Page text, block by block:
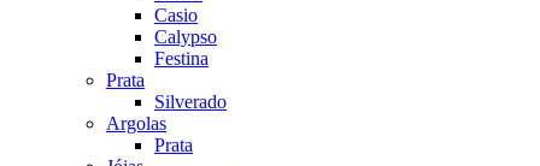
Casio
Calypso
Festina
Prata
Silverado
Argolas
Prata